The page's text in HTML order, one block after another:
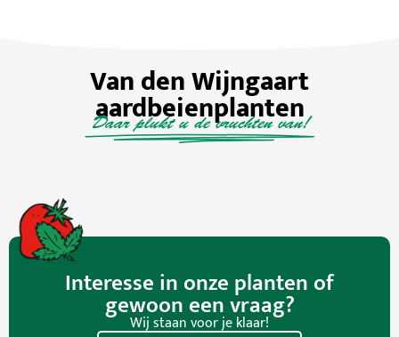
Van den Wijngaart
aardbeienplanten
Daar plukt u de vruchten van!​
Interesse in onze planten of
gewoon een vraag?
Wij staan voor je klaar!